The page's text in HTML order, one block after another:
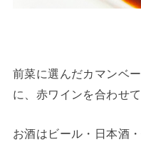
前菜に選んだカマンベ
に、赤ワインを合わせ
お酒はビール・日本酒